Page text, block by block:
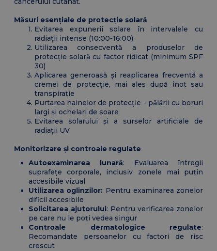
Măsuri esențiale de protecție solară
Evitarea expunerii solare în intervalele cu
radiații intense (10:00-16:00)
Utilizarea consecventă a produselor de
protecție solară cu factor ridicat (minimum SPF
30)
Aplicarea generoasă și reaplicarea frecventă a
cremei de protecție, mai ales după înot sau
transpirație
Purtarea hainelor de protecție - pălării cu boruri
largi și ochelari de soare
Evitarea solarului și a surselor artificiale de
radiații UV
Monitorizare și controale regulate
Autoexaminarea lunară: Evaluarea întregii
suprafețe corporale, inclusiv zonele mai puțin
accesibile vizual
Utilizarea oglinzilor: Pentru examinarea zonelor
dificil accesibile
Solicitarea ajutorului: Pentru verificarea zonelor
pe care nu le poți vedea singur
Controale dermatologice regulate:
Recomandate persoanelor cu factori de risc
crescut